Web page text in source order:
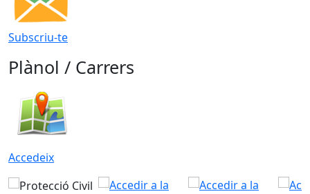
Subscriu-te
Plànol / Carrers
Accedeix